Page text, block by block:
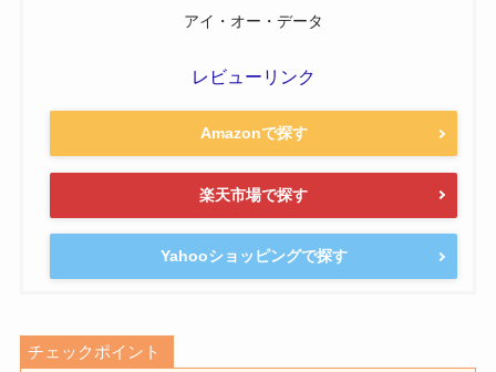
アイ・オー・データ
レビューリンク
Amazonで探す
楽天市場で探す
Yahooショッピングで探す
チェックポイント